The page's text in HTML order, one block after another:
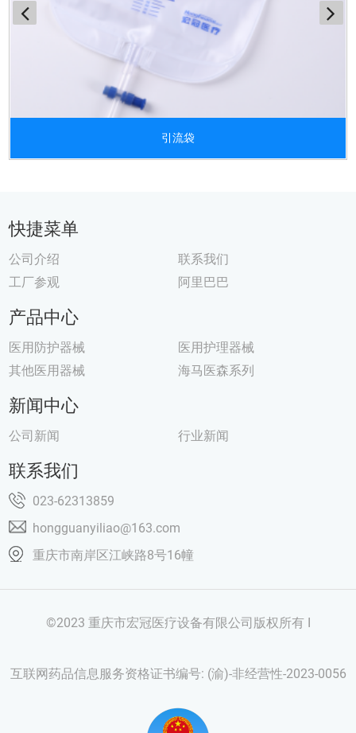
引流袋
快捷菜单
公司介绍
联系我们
工厂参观
阿里巴巴
产品中心
医用防护器械
医用护理器械
其他医用器械
海马医森系列
新闻中心
公司新闻 行业新闻
联系我们
023-62313859
hongguanyiliao@163.com
重庆市南岸区江峡路8号16幢
©2023 重庆市宏冠医疗设备有限公司版权所有 I
互联网药品信息服务资格证书编号: (渝)-非经营性-2023-0056